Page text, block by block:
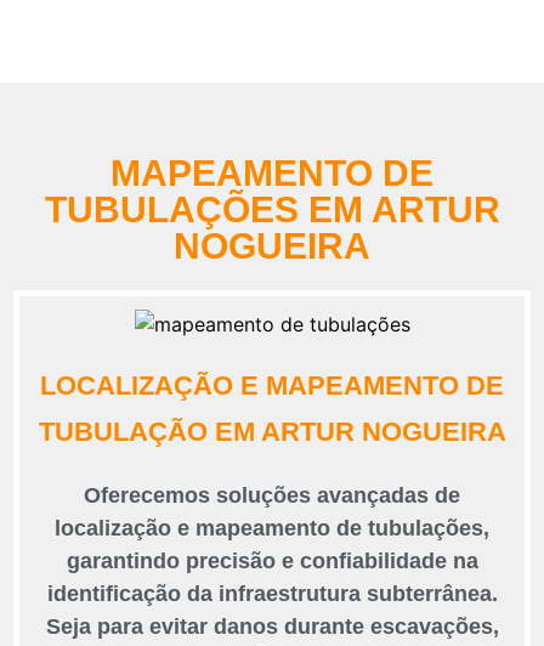
MAPEAMENTO DE
TUBULAÇÕES EM ARTUR
NOGUEIRA
LOCALIZAÇÃO E MAPEAMENTO DE
TUBULAÇÃO EM ARTUR NOGUEIRA
Oferecemos soluções avançadas de
localização e mapeamento de tubulações,
garantindo precisão e confiabilidade na
identificação da infraestrutura subterrânea.
Seja para evitar danos durante escavações,